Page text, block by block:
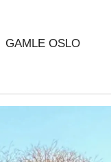
GAMLE OSLO